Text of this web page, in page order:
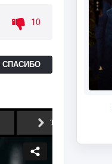
10
СПАСИБО
Тизер